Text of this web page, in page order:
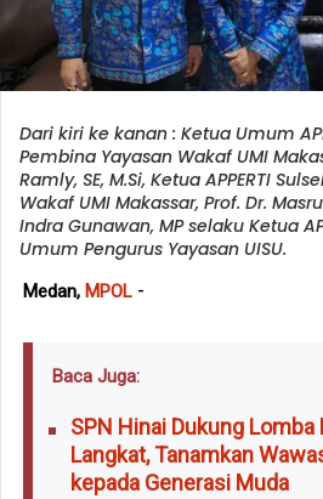
Dari kiri ke kanan : Ketua Umum
Pembina Yayasan Wakaf UMI
Ramly, SE, M.Si, Ketua APPERTI
Wakaf UMI Makassar, Prof. Dr.
Indra Gunawan, MP selaku Ketua
Umum Pengurus Yayasan UISU.
Medan, MPOL-
Baca Juga:
SPN Hinai Dukung
Langkat, Tanamkan
kepada Generasi Muda